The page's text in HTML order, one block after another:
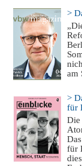
>
am
>
für
Die
für